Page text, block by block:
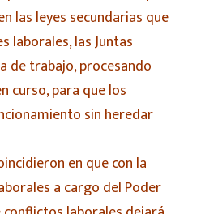
las leyes secundarias que
laborales, las Juntas
de trabajo, procesando
curso, para que los
sin heredar
en que con la
a cargo del Poder